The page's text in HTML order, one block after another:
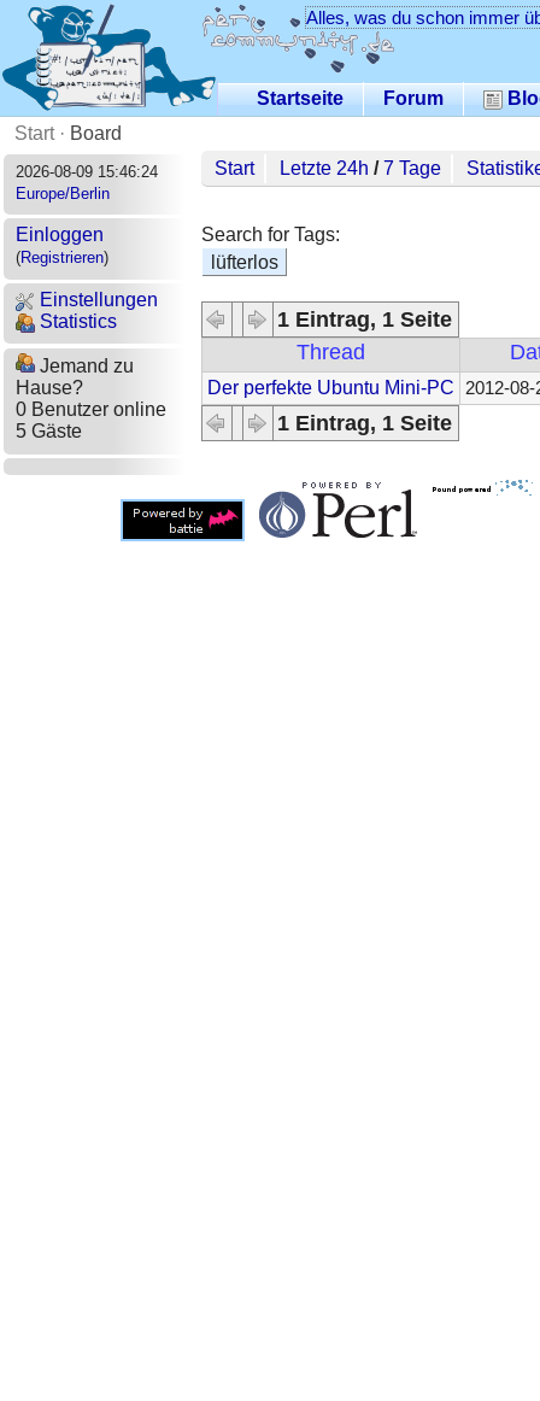
Alles, was du schon immer
Startseite Forum
Start· Board
2026-08-09 15:46:24
Europe/Berlin
Einloggen
(Registrieren)
Einstellungen
Statistics
Jemand zu
Hause?
0 Benutzer online
5 Gäste
Start Letzte 24h /7 Tage
Search for Tags:
lüfterlos
1 Eintrag, 1 Seite
Thread
Der perfekte Ubuntu Mini-PC 2012-08-
1 Eintrag, 1 Seite